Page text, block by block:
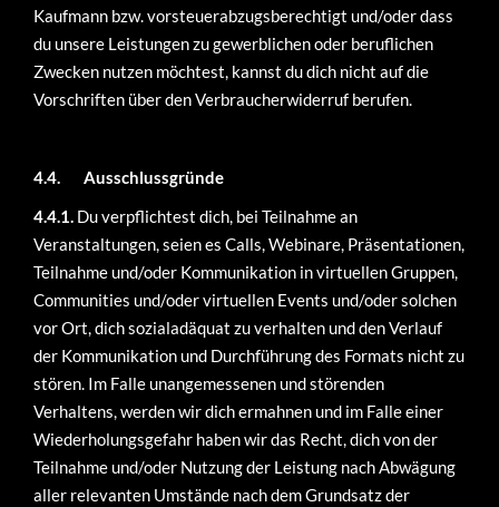
Kaufmann bzw. vorsteuerabzugsberechtigt und/oder dass
du unsere Leistungen zu gewerblichen oder beruflichen
Zwecken nutzen möchtest, kannst du dich nicht auf die
Vorschriften über den Verbraucherwiderruf berufen.
4.4.
Ausschlussgründe
4.4.1. Du verpflichtest dich, bei Teilnahme an
Veranstaltungen, seien es Calls, Webinare, Präsentationen,
Teilnahme und/oder Kommunikation in virtuellen Gruppen,
Communities und/oder virtuellen Events und/oder solchen
vor Ort, dich sozialadäquat zu verhalten und den Verlauf
der Kommunikation und Durchführung des Formats nicht zu
stören. Im Falle unangemessenen und störenden
Verhaltens, werden wir dich ermahnen und im Falle einer
Wiederholungsgefahr haben wir das Recht, dich von der
Teilnahme und/oder Nutzung der Leistung nach Abwägung
aller relevanten Umstände nach dem Grundsatz der